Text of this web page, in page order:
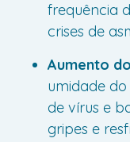
frequência
crises de
Aumento
umidade
de vírus e
gripes e